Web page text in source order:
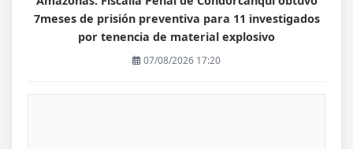
7meses de prisión preventiva para 11 investigados
por tenencia de material explosivo
07/08/2026 17:20